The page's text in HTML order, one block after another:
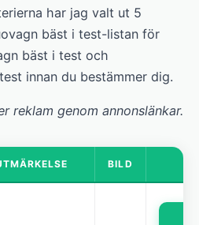
har jag valt ut 5
bäst i test-listan för
bäst i test och
innan du bestämmer dig.
reklam genom annonslänkar.
BILD